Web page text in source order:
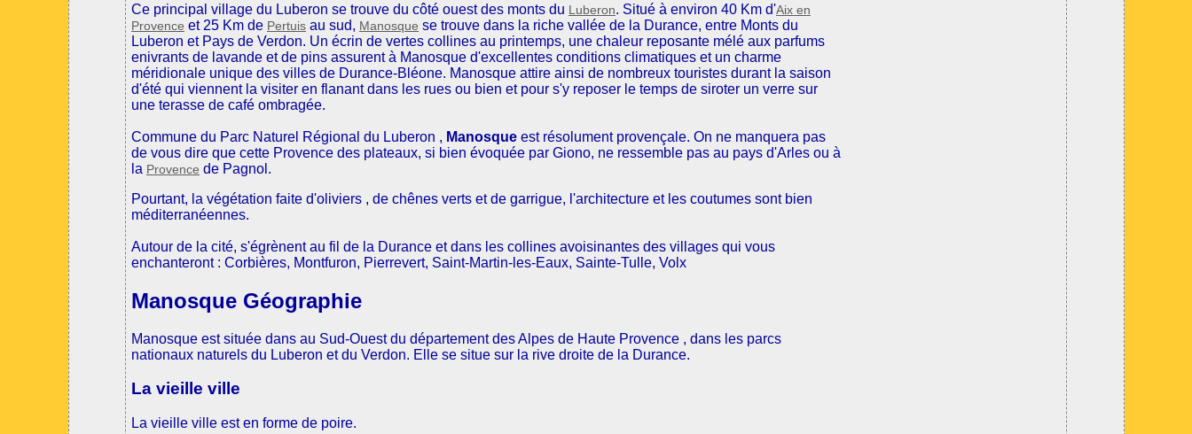
Ce principal village du Luberon se trouve du côté ouest des monts du Luberon. Situé à environ 40 Km d'Aix en
Provence et 25 Km de Pertuis au sud, Manosque se trouve dans la riche vallée de la Durance, entre Monts du
Luberon et Pays de Verdon. Un écrin de vertes collines au printemps, une chaleur reposante mélé aux parfums
enivrants de lavande et de pins assurent à Manosque d'excellentes conditions climatiques et un charme
méridionale unique des villes de Durance-Bléone. Manosque attire ainsi de nombreux touristes durant la saison
d'été qui viennent la visiter en flanant dans les rues ou bien et pour s'y reposer le temps de siroter un verre sur
une terasse de café ombragée.
Commune du Parc Naturel Régional du Luberon , Manosque est résolument provençale. On ne manquera pas
de vous dire que cette Provence des plateaux, si bien évoquée par Giono, ne ressemble pas au pays d'Arles ou à
la Provence de Pagnol.
Pourtant, la végétation faite d'oliviers , de chênes verts et de garrigue, l'architecture et les coutumes sont bien
méditerranéennes.
Autour de la cité, s'égrènent au fil de la Durance et dans les collines avoisinantes des villages qui vous
enchanteront : Corbières, Montfuron, Pierrevert, Saint-Martin-les-Eaux, Sainte-Tulle, Volx
Manosque Géographie
Manosque est située dans au Sud-Ouest du département des Alpes de Haute Provence , dans les parcs
nationaux naturels du Luberon et du Verdon. Elle se situe sur la rive droite de la Durance.
La vieille ville
La vieille ville est en forme de poire.